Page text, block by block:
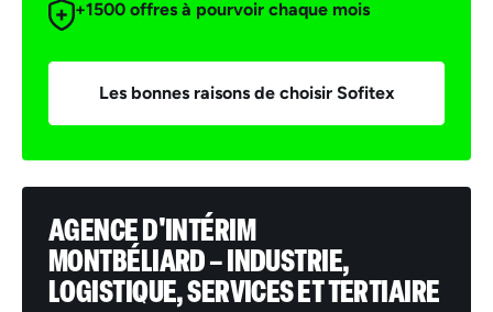
+1500 offres à pourvoir chaque mois
Les bonnes raisons de choisir Sofitex
AGENCE D'INTÉRIM
MONTBÉLIARD – INDUSTRIE,
LOGISTIQUE, SERVICES ET TERTIAIRE